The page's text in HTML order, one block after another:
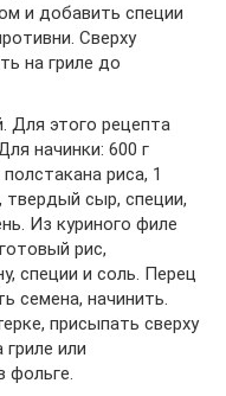
и добавить специи
Сверху
на гриле до
Для этого рецепта
начинки: 600 г
риса, 1
твердый сыр, специи,
Из куриного филе
рис,
специи и соль. Перец
семена, начинить.
присыпать сверху
или
фольге.